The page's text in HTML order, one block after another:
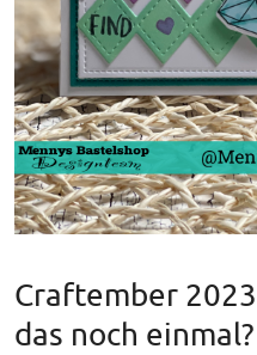
Craftember
das noch einmal?